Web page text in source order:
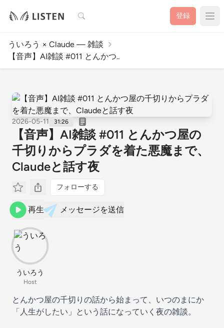
検索 登録
ういろう × Claude — 雑談
【音声】AI雑談 #011 とんかつ..
2026-05-11 31:26
【音声】AI雑談 #011 とんかつ屋の
千切りからプラダを着た悪魔まで、
Claudeと話す夜
フォローする
再生 メッセージを送信
ういろう
Host
とんかつ屋の千切りの話から始まって、いつのまにか
「人生がしたい」という話になっていく夜の雑談。